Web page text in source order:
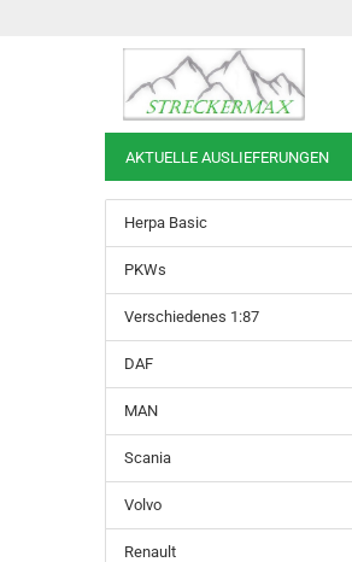
AKTUELLE AUSLIEFERUNGEN
Herpa Basic
PKWs
Verschiedenes 1:87
DAF
MAN
Scania
Volvo
Renault